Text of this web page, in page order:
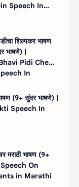
Speech In
शिल्पकर भाषण
भाषणे) |
Pidi Che
In
(9+ सुंदर भाषणे) |
Speech In
मराठी भाषण (9+
Speech On
in Marathi